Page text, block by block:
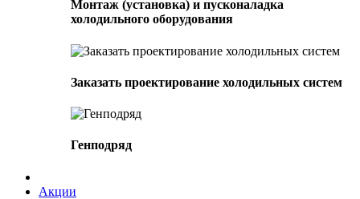
Монтаж (установка) и пусконаладка
холодильного оборудования
Заказать проектирование холодильных систем
Генподряд
Акции